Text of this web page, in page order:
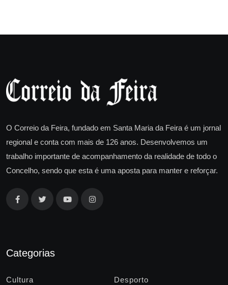
O Correio da Feira, fundado em Santa Maria da Feira é um jornal
regional e conta com mais de 126 anos. Desenvolvemos um
trabalho importante de acompanhamento da realidade de todo o
Concelho, sendo que esta é uma aposta para manter e reforçar.
Categorias
Cultura Desporto